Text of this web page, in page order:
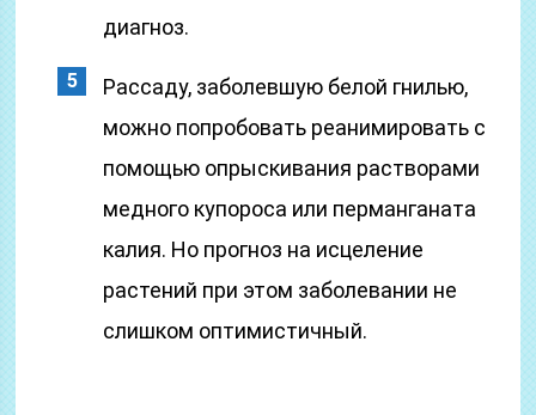
диагноз.
Рассаду, заболевшую белой гнилью,
можно попробовать реанимировать с
помощью опрыскивания растворами
медного купороса или перманганата
калия. Но прогноз на исцеление
растений при этом заболевании не
слишком оптимистичный.